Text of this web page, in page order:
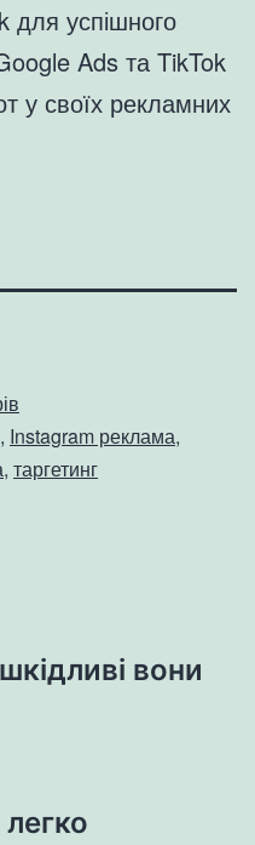
для успішного
Ads та TikTok
у своїх рекламних
, Instagram реклама,
, таргетинг
вони
легко